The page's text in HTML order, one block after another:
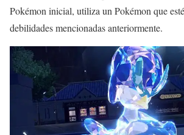
Pokémon inicial, utiliza un Pokémon que
debilidades mencionadas anteriormente.